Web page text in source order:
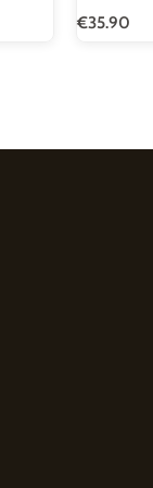
€35.90